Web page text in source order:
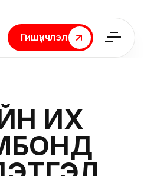
Гишүүнчлэл
Гишүүнчлэл
ИХ